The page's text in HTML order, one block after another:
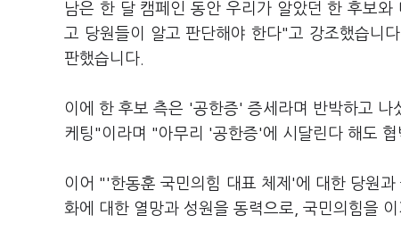
남은 한 달 캠페인 동안 우리가 알았던 한 후보
고 당원들이 알고 판단해야 한다"고 강조했습니
판했습니다.
이에 한 후보 측은 '공한증' 증세라며 반박하고
케팅"이라며 "아무리 '공한증'에 시달린다 해도
이어 "'한동훈 국민의힘 대표 체제'에 대한 당원
화에 대한 열망과 성원을 동력으로, 국민의힘을